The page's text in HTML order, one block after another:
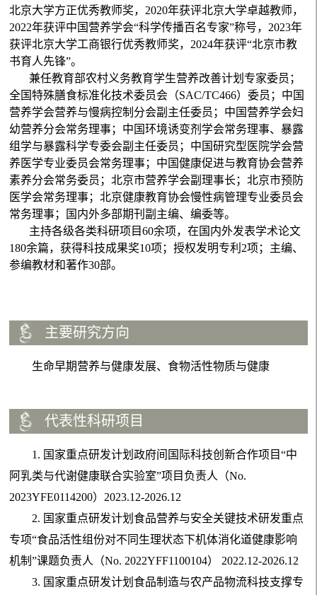
北京大学方正优秀教师奖，2020年获评北京大学卓越教师，
2022年获评中国营养学会“科学传播百名专家”称号，2023年
获评北京大学工商银行优秀教师奖，2024年获评“北京市教
书育人先锋”。
兼任教育部农村义务教育学生营养改善计划专家委员；
全国特殊膳食标准化技术委员会（SAC/TC466）委员；中国
营养学会营养与慢病控制分会副主任委员；中国营养学会妇
幼营养分会常务理事；中国环境诱变剂学会常务理事、暴露
组学与暴露科学专委会副主任委员；中国研究型医院学会营
养医学专业委员会常务理事；中国健康促进与教育协会营养
素养分会常务委员；北京市营养学会副理事长；北京市预防
医学会常务理事；北京健康教育协会慢性病管理专业委员会
常务理事；国内外多部期刊副主编、编委等。
主持各级各类科研项目60余项，在国内外发表学术论文
180余篇，获得科技成果奖10项；授权发明专利2项；主编、
参编教材和著作30部。
主要研究方向
生命早期营养与健康发展、食物活性物质与健康
代表性科研项目
1. 国家重点研发计划政府间国际科技创新合作项目“中
阿乳类与代谢健康联合实验室”项目负责人（No.
2023YFE0114200）2023.12-2026.12
2. 国家重点研发计划食品营养与安全关键技术研发重点
专项“食品活性组份对不同生理状态下机体消化道健康影响
机制”课题负责人（No. 2022YFF1100104） 2022.12-2026.12
3. 国家重点研发计划食品制造与农产品物流科技支撑专